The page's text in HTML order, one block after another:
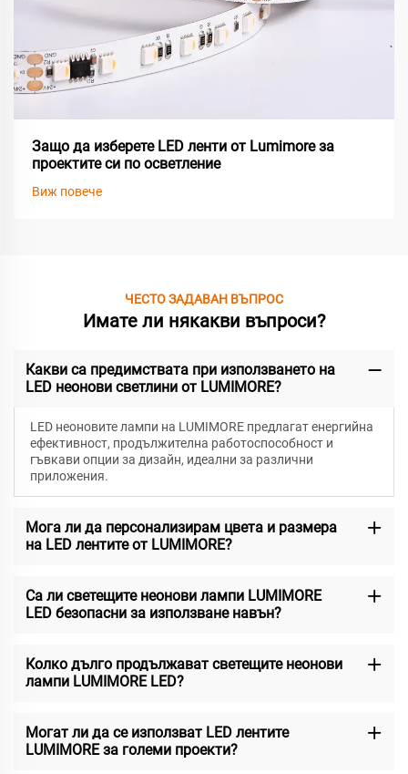
Защо да изберете LED ленти от Lumimore за
проектите си по осветление
Виж повече
ЧЕСТО ЗАДАВАН ВЪПРОС
Имате ли някакви въпроси?
Какви са предимствата при използването на
LED неонови светлини от LUMIMORE?
LED неоновите лампи на LUMIMORE предлагат енергийна
ефективност, продължителна работоспособност и
гъвкави опции за дизайн, идеални за различни
приложения.
Мога ли да персонализирам цвета и размера
на LED лентите от LUMIMORE?
Са ли светещите неонови лампи LUMIMORE
LED безопасни за използване навън?
Колко дълго продължават светещите неонови
лампи LUMIMORE LED?
Могат ли да се използват LED лентите
LUMIMORE за големи проекти?